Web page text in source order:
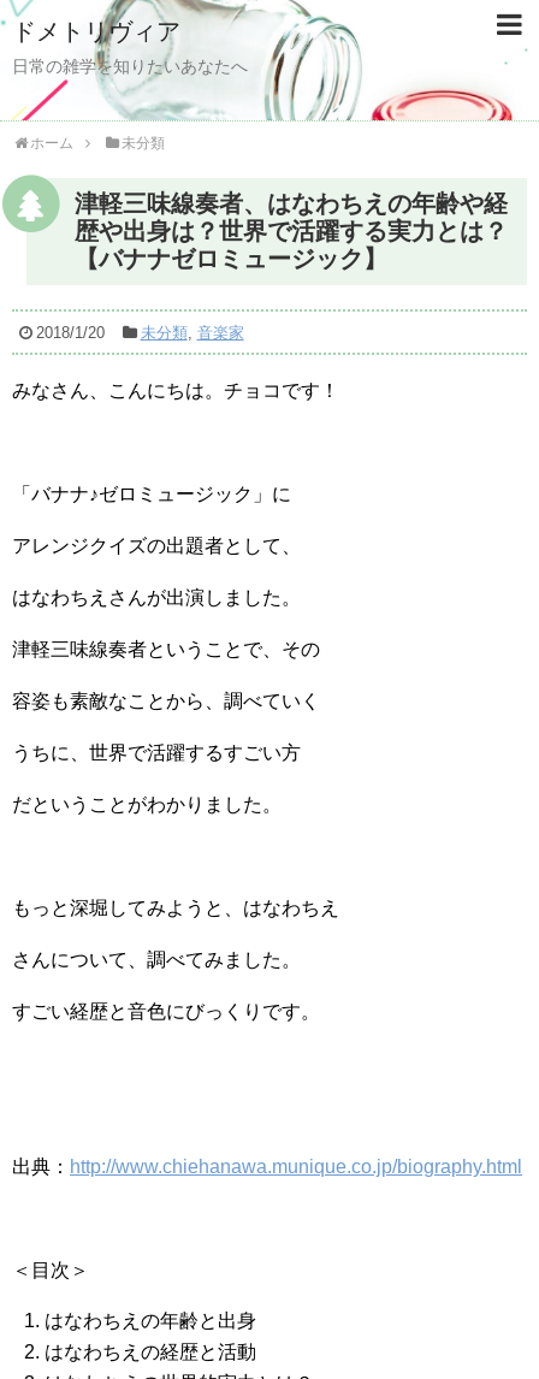
ドメトリヴィア
日常の雑学を知りたいあなたへ
ホーム 未分類
津軽三味線奏者、はなわちえの年齢や経
歴や出身は？世界で活躍する実力とは？
【バナナゼロミュージック】
2018/1/20 未分類, 音楽家
みなさん、こんにちは。チョコです！
「バナナ♪ゼロミュージック」に
アレンジクイズの出題者として、
はなわちえさんが出演しました。
津軽三味線奏者ということで、その
容姿も素敵なことから、調べていく
うちに、世界で活躍するすごい方
だということがわかりました。
もっと深堀してみようと、はなわちえ
さんについて、調べてみました。
すごい経歴と音色にびっくりです。
出典： http://www.chiehanawa.munique.co.jp/biography.html
＜目次＞
はなわちえの年齢と出身
はなわちえの経歴と活動